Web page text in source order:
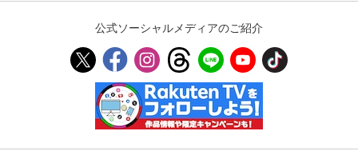
スマホなどでRakuten TVを視聴する際のデ
求められるのでお子さまがいても安心で
す。
メルマガ
公式ソーシャルメディアのご紹介